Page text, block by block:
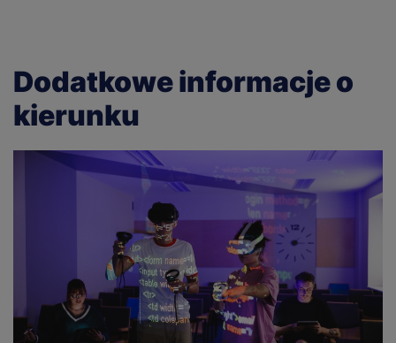
Dodatkowe informacje o
kierunku